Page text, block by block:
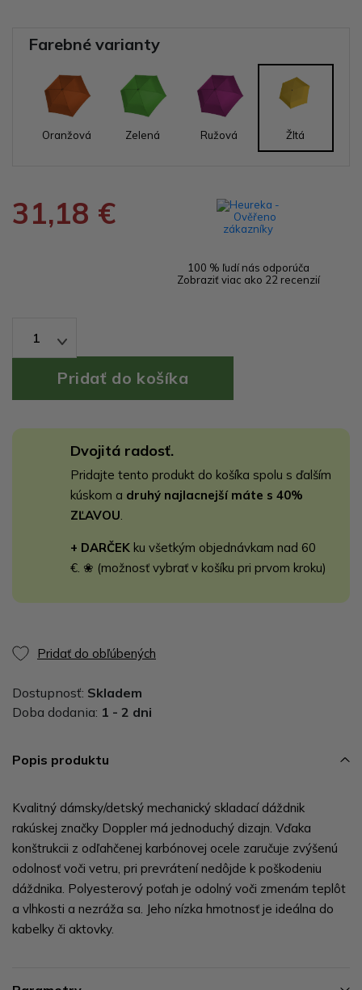
Farebné varianty
Oranžová Zelená Ružová Žltá
31,18 €
100 % ľudí nás odporúča
Zobraziť viac ako 22 recenzií
1
Dvojitá radosť.
Pridajte tento produkt do košíka spolu s ďalším
kúskom a druhý najlacnejší máte s 40%
ZĽAVOU
+ DARČEK ku všetkým objednávkam nad 60
€. ❀ (možnosť vybrať v košíku pri prvom kroku)
Pridať do obľúbených
Dostupnosť: Skladem
Doba dodania: 1 - 2 dni
Popis produktu
Kvalitný dámsky/detský mechanický skladací dáždnik
rakúskej značky Doppler má jednoduchý dizajn. Vďaka
konštrukcii z odľahčenej karbónovej ocele zaručuje zvýšenú
odolnosť voči vetru, pri prevrátení nedôjde k poškodeniu
dáždnika. Polyesterový poťah je odolný voči zmenám teplôt
a vlhkosti a nezráža sa. Jeho nízka hmotnosť je ideálna do
kabelky či aktovky.